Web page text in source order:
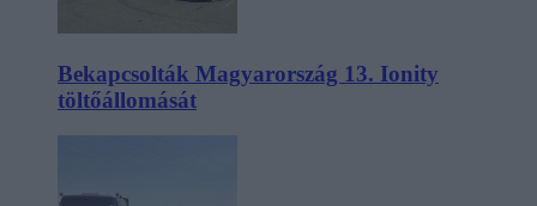
Bekapcsolták Magyarország 13. Ionity
töltőállomását